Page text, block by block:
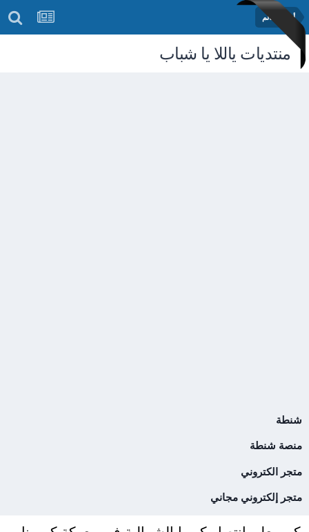
أخبار العالم
منتديات ياللا يا شباب
شنطة
منصة شنطة
متجر الكتروني
متجر إلكتروني مجاني